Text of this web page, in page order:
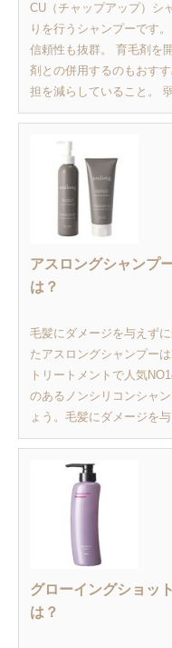
CU（チャップアップ）シ
りを行うシャンプーです
信頼性も抜群。 育毛剤を
剤との併用するのもおす
担を減らしていること。
アスロングシャンプ
は？
毛髪にダメージを与えず
たアスロングシャンプー
トリートメントで人気
のあるノンシリコンシャ
ょう。毛髪にダメージを
グローイングショッ
は？